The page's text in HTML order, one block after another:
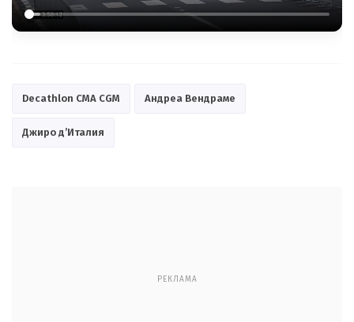
Decathlon CMA CGM Андреа Вендраме
Джиро д’Италия
РЕКЛАМА